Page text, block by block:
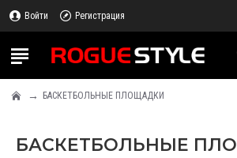
Войти Регистрация
БАСКЕТБОЛЬНЫЕ ПЛОЩАДКИ
БАСКЕТБОЛЬНЫЕ